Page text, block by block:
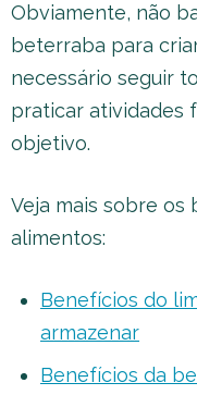
Obviamente, não
beterraba para
necessário seguir
praticar atividades
objetivo.
Veja mais sobre os
alimentos:
Benefícios do
armazenar
Benefícios da